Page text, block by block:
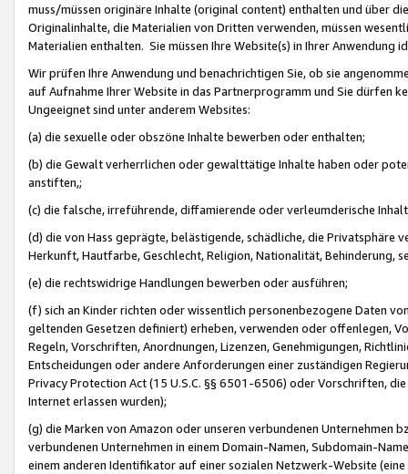
muss/müssen originäre Inhalte (original content) enthalten und über
Originalinhalte, die Materialien von Dritten verwenden, müssen
Materialien enthalten. Sie müssen Ihre Website(s) in Ihrer Anwendung
Wir prüfen Ihre Anwendung und benachrichtigen Sie, ob sie
auf Aufnahme Ihrer Website in das Partnerprogramm und Sie dürfen
Ungeeignet sind unter anderem Websites:
(a) die sexuelle oder obszöne Inhalte bewerben oder enthalten;
(b) die Gewalt verherrlichen oder gewalttätige Inhalte haben oder
anstiften,;
(c) die falsche, irreführende, diffamierende oder verleumderische
(d) die von Hass geprägte, belästigende, schädliche, die Privatsphäre
Herkunft, Hautfarbe, Geschlecht, Religion, Nationalität, Behinderung,
(e) die rechtswidrige Handlungen bewerben oder ausführen;
(f) sich an Kinder richten oder wissentlich personenbezogene Daten
geltenden Gesetzen definiert) erheben, verwenden oder offenlegen,
Regeln, Vorschriften, Anordnungen, Lizenzen, Genehmigungen,
Entscheidungen oder andere Anforderungen einer zuständigen
Privacy Protection Act (15 U.S.C. §§ 6501-6506) oder Vorschriften,
Internet erlassen wurden);
(g) die Marken von Amazon oder unseren verbundenen Unternehmen
verbundenen Unternehmen in einem Domain-Namen, Subdomain-
einem anderen Identifikator auf einer sozialen Netzwerk-Website